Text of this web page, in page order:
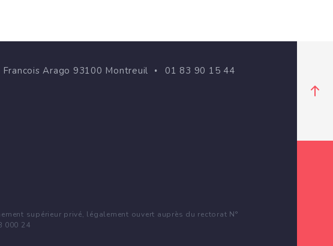
Francois Arago 93100 Montreuil 01 83 90 15 44
supérieur privé, légalement ouvert auprès du rectorat N°
000 24